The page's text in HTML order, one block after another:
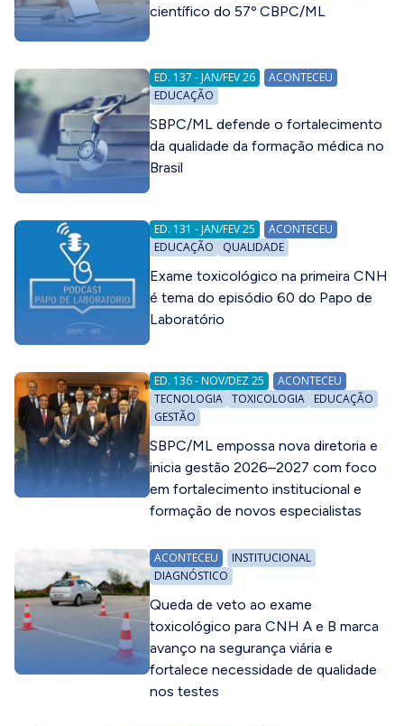
científico do 57º CBPC/ML
ED. 137 - JAN/FEV 26
ACONTECEU
EDUCAÇÃO
SBPC/ML defende o fortalecimento
da qualidade da formação médica no
Brasil
ED. 131 - JAN/FEV 25
ACONTECEU
EDUCAÇÃO
QUALIDADE
Exame toxicológico na primeira CNH
é tema do episódio 60 do Papo de
Laboratório
ED. 136 - NOV/DEZ 25
ACONTECEU
TECNOLOGIA TOXICOLOGIA
EDUCAÇÃO
GESTÃO
SBPC/ML empossa nova diretoria e
inicia gestão 2026–2027 com foco
em fortalecimento institucional e
formação de novos especialistas
ACONTECEU
INSTITUCIONAL
DIAGNÓSTICO
Queda de veto ao exame
toxicológico para CNH A e B marca
avanço na segurança viária e
fortalece necessidade de qualidade
nos testes